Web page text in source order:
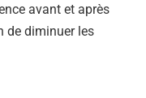
avant et après
de diminuer les